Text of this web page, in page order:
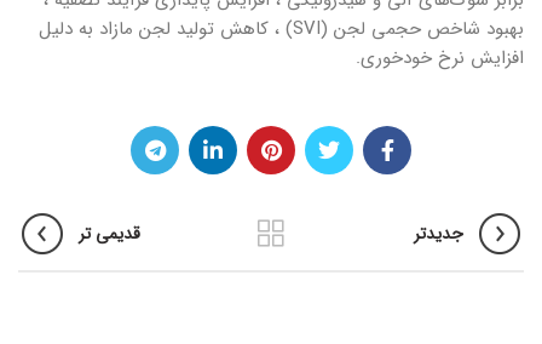
بهبود شاخص حجمی لجن (SVI) ، کاهش تولید لجن مازاد به دلیل
افزایش نرخ خودخوری.
جدیدتر قدیمی تر